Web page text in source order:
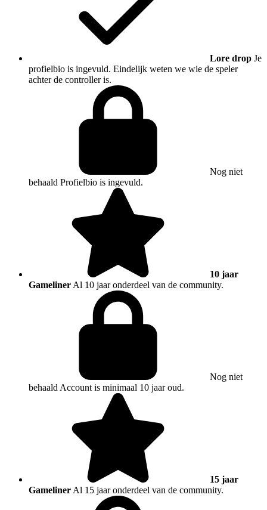
Lore drop Je
profielbio is ingevuld. Eindelijk weten we wie de speler
achter de controller is.
Nog niet
behaald Profielbio is ingevuld.
10 jaar
Gameliner Al 10 jaar onderdeel van de community.
Nog niet
behaald Account is minimaal 10 jaar oud.
15 jaar
Gameliner Al 15 jaar onderdeel van de community.